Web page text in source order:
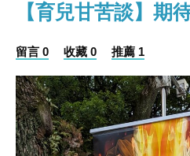
【育兒甘苦談】期
留言 0 收藏 0 推薦 1